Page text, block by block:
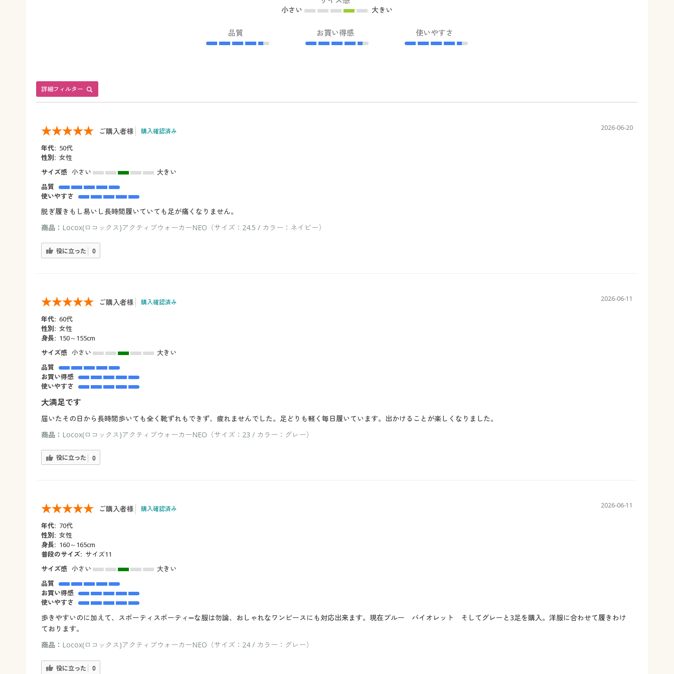
小さい 大きい
品質 お買い得感 使いやすさ
詳細フィルター
ご購入者様 購入確認済み 2026-06-20
年代: 50代
性別: 女性
サイズ感 小さい
大きい
品質
使いやすさ
脱ぎ履きもし易いし長時間履いていても足が痛くなりません。
商品： Locox(ロコックス)アクティブウォーカーNEO（サイズ：24.5 / カラー：ネイビー）
役に立った 0
ご購入者様 購入確認済み 2026-06-11
年代: 60代
性別: 女性
身長: 150～155cm
サイズ感 小さい
大きい
品質
お買い得感
使いやすさ
大満足です
届いたその日から長時間歩いても全く靴ずれもできず、疲れませんでした。足どりも軽く毎日履いています。出かけることが楽しくなりました。
商品： Locox(ロコックス)アクティブウォーカーNEO（サイズ：23 / カラー：グレー）
役に立った 0
ご購入者様 購入確認済み 2026-06-11
年代: 70代
性別: 女性
身長: 160～165cm
普段のサイズ: サイズ11
サイズ感 小さい
大きい
品質
お買い得感
使いやすさ
歩きやすいのに加えて、スポーティスポーティ➖な服は勿論、おしゃれなワンピースにも対応出来ます。現在ブルー バイオレット そしてグレーと3足を購入。洋服に合わせて履きわけ
ております。
商品： Locox(ロコックス)アクティブウォーカーNEO（サイズ：24 / カラー：グレー）
役に立った 0